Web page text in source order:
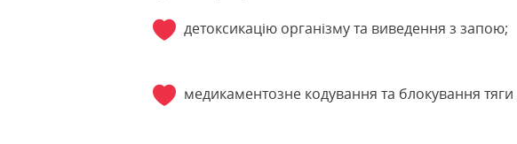
детоксикацію організму та виведення з запою;
медикаментозне кодування та блокування